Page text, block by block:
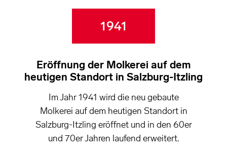
1941
Eröffnung der Molkerei auf dem
heutigen Standort in Salzburg-Itzling
Im Jahr 1941 wird die neu gebaute
Molkerei auf dem heutigen Standort in
Salzburg-Itzling eröffnet und in den 60er
und 70er Jahren laufend erweitert.